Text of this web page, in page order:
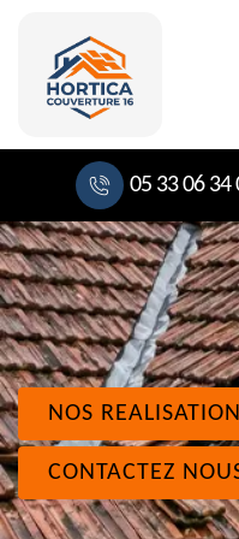
05 33 06 34
NOS
CONTACTEZ